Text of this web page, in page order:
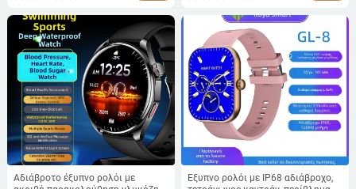
Αδιάβροτο έξυπνο ρολόι με
Έξυπνο ρολόι με IP68 αδιάβροχο,